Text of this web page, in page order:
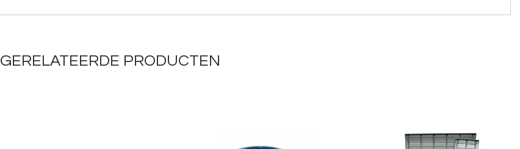
GERELATEERDE PRODUCTEN